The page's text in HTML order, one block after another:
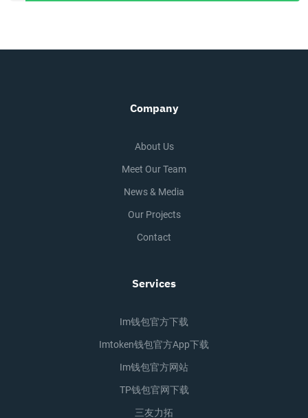
Company
About Us
Meet Our Team
News & Media
Our Projects
Contact
Services
Im钱包官方下载
Imtoken钱包官方app下载
Im钱包官方网站
TP钱包官网下载
三友力拓